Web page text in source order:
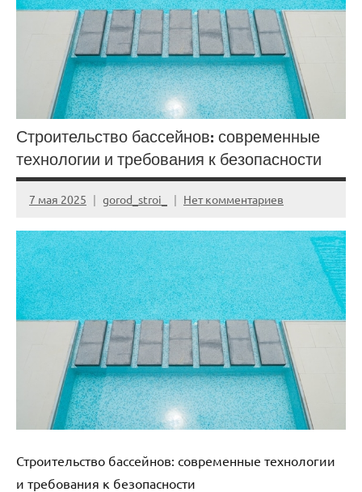
Строительство бассейнов: современные
технологии и требования к безопасности
7 мая 2025 gorod_stroi_ Нет комментариев
Строительство бассейнов: современные технологии
и требования к безопасности